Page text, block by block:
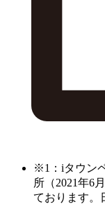
※1：iタウン
所（2021年6
ております。